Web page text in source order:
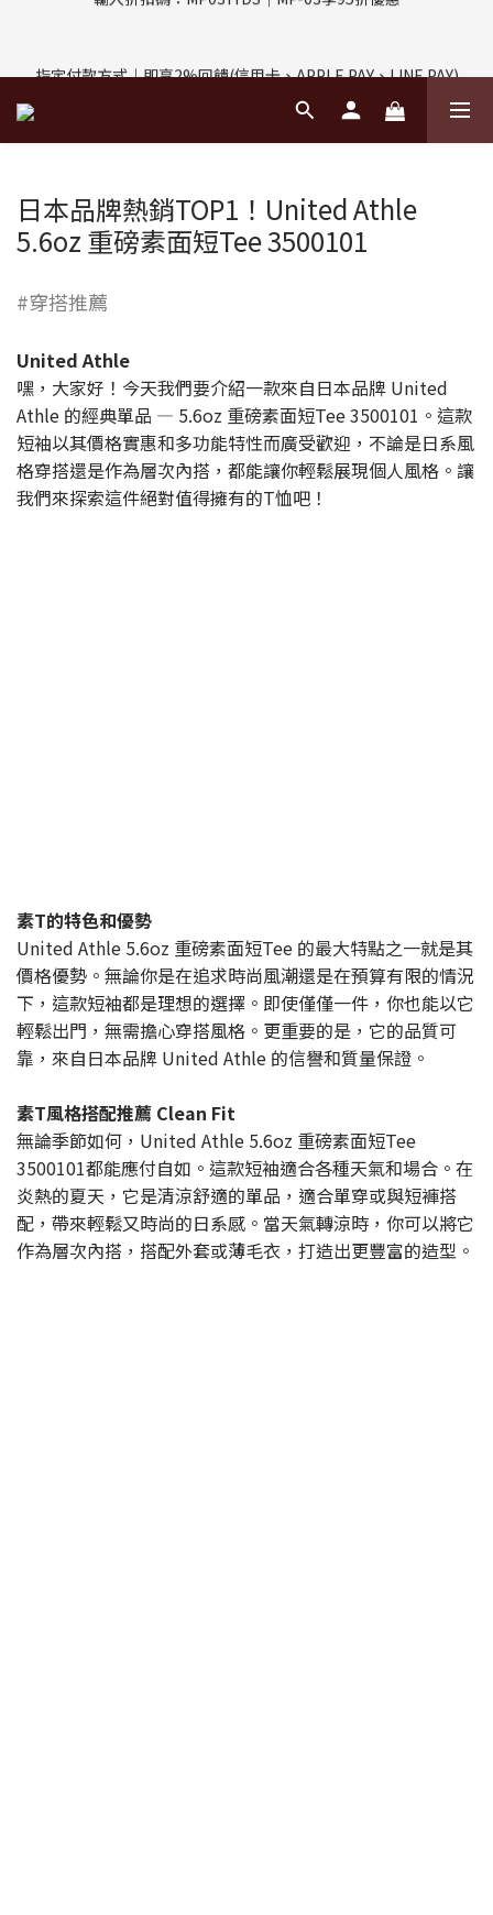
評價回饋｜訂單完成後7天內填寫5字以上評價，即可獲得$30購物
日本品牌熱銷TOP1！United Athle
5.6oz 重磅素面短Tee 3500101
#穿搭推薦
United Athle
嘿，大家好！今天我們要介紹一款來自日本品牌 United
Athle 的經典單品 — 5.6oz 重磅素面短Tee 3500101。這款
短袖以其價格實惠和多功能特性而廣受歡迎，不論是日系風
格穿搭還是作為層次內搭，都能讓你輕鬆展現個人風格。讓
我們來探索這件絕對值得擁有的T恤吧！
素T的特色和優勢
United Athle 5.6oz 重磅素面短Tee 的最大特點之一就是其
價格優勢。無論你是在追求時尚風潮還是在預算有限的情況
下，這款短袖都是理想的選擇。即使僅僅一件，你也能以它
輕鬆出門，無需擔心穿搭風格。更重要的是，它的品質可
靠，來自日本品牌 United Athle 的信譽和質量保證。
素T風格搭配推薦 Clean Fit
無論季節如何，United Athle 5.6oz 重磅素面短Tee
3500101都能應付自如。這款短袖適合各種天氣和場合。在
炎熱的夏天，它是清涼舒適的單品，適合單穿或與短褲搭
配，帶來輕鬆又時尚的日系感。當天氣轉涼時，你可以將它
作為層次內搭，搭配外套或薄毛衣，打造出更豐富的造型。